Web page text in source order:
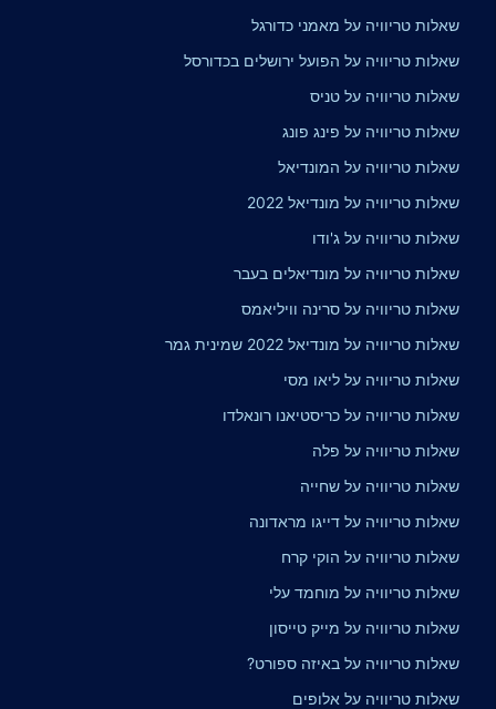
שאלות טריוויה על מאמני כדורגל
שאלות טריוויה על הפועל ירושלים בכדורסל
שאלות טריוויה על טניס
שאלות טריוויה על פינג פונג
שאלות טריוויה על המונדיאל
שאלות טריוויה על מונדיאל 2022
שאלות טריוויה על ג'ודו
שאלות טריוויה על מונדיאלים בעבר
שאלות טריוויה על סרינה וויליאמס
שאלות טריוויה על מונדיאל 2022 שמינית גמר
שאלות טריוויה על ליאו מסי
שאלות טריוויה על כריסטיאנו רונאלדו
שאלות טריוויה על פלה
שאלות טריוויה על שחייה
שאלות טריוויה על דייגו מראדונה
שאלות טריוויה על הוקי קרח
שאלות טריוויה על מוחמד עלי
שאלות טריוויה על מייק טייסון
שאלות טריוויה על באיזה ספורט?
שאלות טריוויה על אלופים